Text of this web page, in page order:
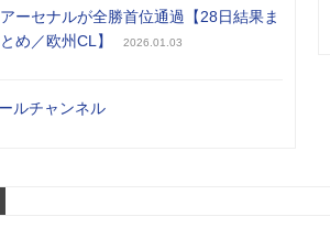
アーセナルが全勝首位通過【28日結果ま
とめ／欧州CL】
2026.01.03